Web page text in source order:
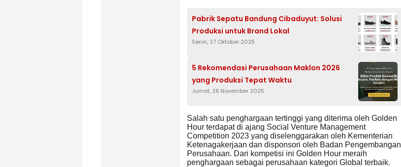
Pabrik Sepatu Bandung Cibaduyut: Solusi
Produksi untuk Brand Lokal
Senin, 27 Oktober 2025
5 Rekomendasi Perusahaan Maklon 2026
yang Produksi Tepat Waktu
Jumat, 28 November 2025
Salah satu penghargaan tertinggi yang diterima oleh Golden
Hour terdapat di ajang Social Venture Management
Competition 2023 yang diselenggarakan oleh Kementerian
Ketenagakerjaan dan disponsori oleh Badan Pengembangan
Perusahaan. Dari kompetisi ini Golden Hour meraih
penghargaan sebagai perusahaan kategori Global terbaik.